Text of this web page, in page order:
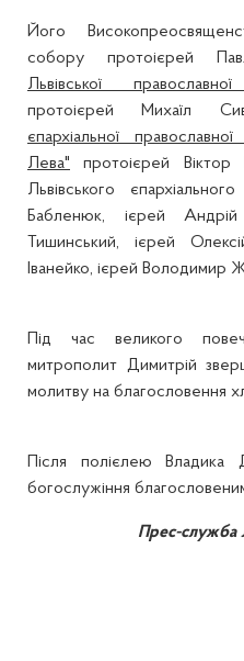
Його
собору протоієрей
Львівської
протоієрей Михаїл
єпархіальної
Лева" протоієрей Віктор
Львівського
Бабленюк, ієрей
Тишинський, ієрей
Іванейко, ієрей Володимир
Під час великого
митрополит Димитрій
молитву на благословення
Після полієлею Владика
богослужіння
Прес-служба